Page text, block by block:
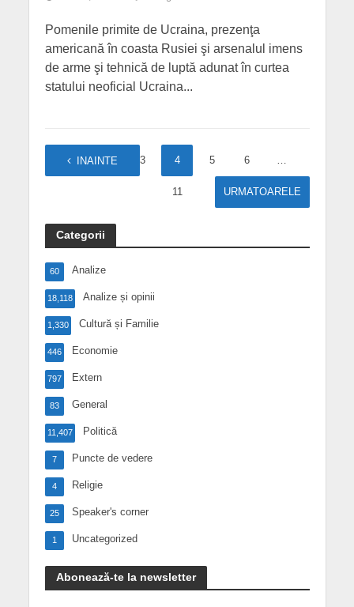
Pomenile primite de Ucraina, prezenţa
americană în coasta Rusiei şi arsenalul imens
de arme şi tehnică de luptă adunat în curtea
statului neoficial Ucraina...
INAINTE
1 2 3 4 5 6
11 URMATOARELE
Categorii
Analize
60
Analize și opinii
18,118
Cultură și Familie
1,330
Economie
446
Extern
797
General
83
Politică
11,407
Puncte de vedere
7
Religie
4
Speaker's corner
25
Uncategorized
1
Abonează-te la newsletter